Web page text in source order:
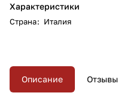
Характеристики
Страна: Италия
Описание Отзывы